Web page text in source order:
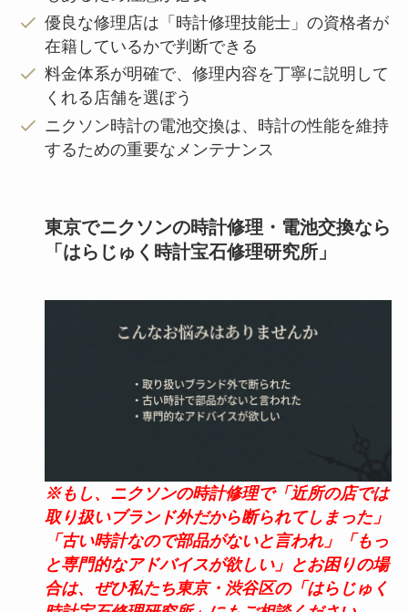
優良な修理店は「時計修理技能士」の資格者が
在籍しているかで判断できる
料金体系が明確で、修理内容を丁寧に説明して
くれる店舗を選ぼう
ニクソン時計の電池交換は、時計の性能を維持
するための重要なメンテナンス
東京でニクソンの時計修理・電池交換なら
「はらじゅく時計宝石修理研究所」
※もし、ニクソンの時計修理で「近所の店では
取り扱いブランド外だから断られてしまった」
「古い時計なので部品がないと言われ」「もっ
と専門的なアドバイスが欲しい」とお困りの場
合は、ぜひ私たち東京・渋谷区の「はらじゅく